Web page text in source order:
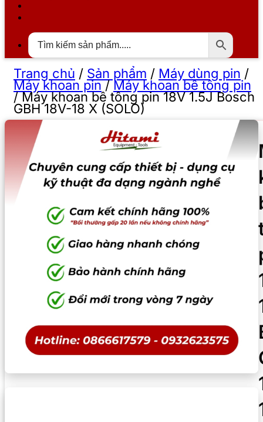
Trang chủ / Sản phẩm / Máy dùng pin /
Máy khoan pin/Máy khoan bê tông pin
/Máy khoan bê tông pin 18V 1.5J Bosch
GBH 18V-18 X (SOLO)